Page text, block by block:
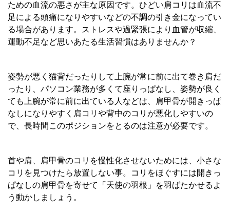
ための血流の悪さが主な原因です。ひどい肩コリは血流不
足による頭痛になりやすいなどの不調の引き金になってい
る場合があります。ストレスや過緊張により血管が収縮、
運動不足など思いあたる生活習慣はありませんか？
姿勢が悪く猫背だったりして上腕が常に前に出て巻き肩だ
ったり、パソコン業務が多くて座りっぱなし、姿勢が良く
ても上腕が常に前に出ている人などは、肩甲骨が開きっぱ
なしになりやすく肩コリや背中のコリが悪化しやすいの
で、長時間このポジションをとるのは注意が必要です。
首や肩、肩甲骨のコリを慢性化させないためには、小さな
コリを見つけたら放置しない事。コリをほぐすには開きっ
ぱなしの肩甲骨を寄せて「天使の羽根」を羽ばたかせるよ
う動かしましょう。